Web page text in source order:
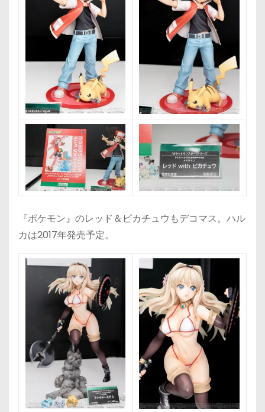
『ポケモン』のレッド＆ピカチュウもデコマス。ハル
カは2017年発売予定。